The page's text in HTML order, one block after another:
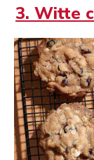
3. Witte